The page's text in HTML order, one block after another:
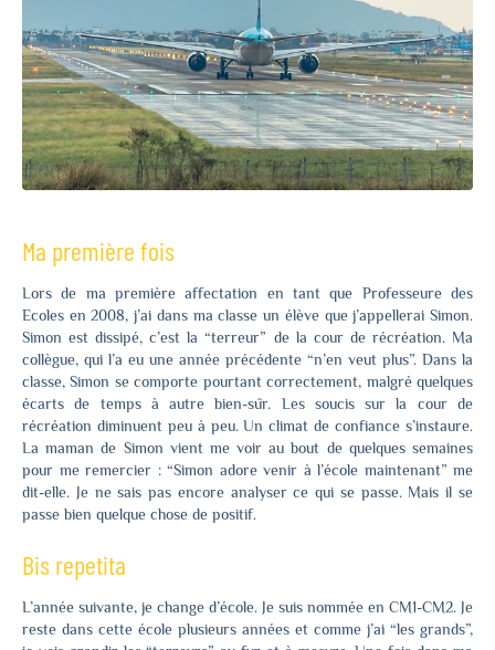
Ma première fois
Lors de ma première affectation en tant que Professeure des
Ecoles en 2008, j’ai dans ma classe un élève que j’appellerai Simon.
Simon est dissipé, c’est la “terreur” de la cour de récréation. Ma
collègue, qui l’a eu une année précédente “n’en veut plus”. Dans la
classe, Simon se comporte pourtant correctement, malgré quelques
écarts de temps à autre bien-sûr. Les soucis sur la cour de
récréation diminuent peu à peu. Un climat de confiance s’instaure.
La maman de Simon vient me voir au bout de quelques semaines
pour me remercier : “Simon adore venir à l’école maintenant” me
dit-elle. Je ne sais pas encore analyser ce qui se passe. Mais il se
passe bien quelque chose de positif.
Bis repetita
L’année suivante, je change d’école. Je suis nommée en CM1-CM2. Je
reste dans cette école plusieurs années et comme j’ai “les grands”,